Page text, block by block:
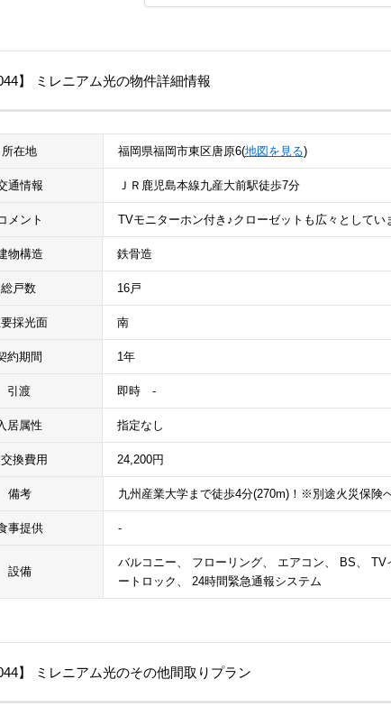
】 ミレニアム光の物件詳細情報
所在地 福岡県福岡市東区唐原6(地図を見る)
通情報 ＪＲ鹿児島本線九産大前駅徒歩7分
メント TVモニターホン付き♪クローゼットも広々として
物構造 鉄骨造
総戸数 16戸
採光面 南
約期間 1年
引渡 即時 -
居属性 指定なし
換費用 24,200円
備考 九州産業大学まで徒歩4分(270m)！※別途火災保険
事提供 -
設備
バルコニー、 フローリング、 エアコン、 BS、
ートロック、 24時間緊急通報システム
】 ミレニアム光のその他間取りプラン